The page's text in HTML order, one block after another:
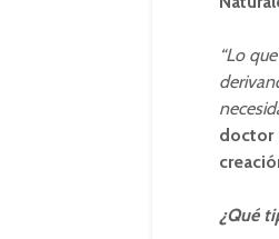
“Lo
doctor
¿Qué